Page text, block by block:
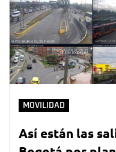
MOVILIDAD
Así están las